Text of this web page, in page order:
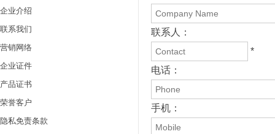
企业介绍
联系我们
营销网络
企业证件
产品证书
荣誉客户
隐私免责条款
联系人：
*
电话：
手机：